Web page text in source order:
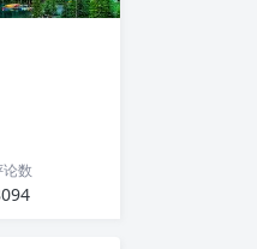
数